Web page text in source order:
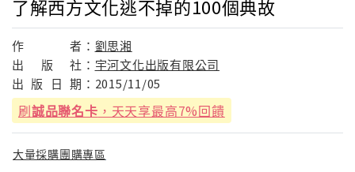
了解西方文化逃不掉的100個典故
作 者： 劉思湘
出
版 社： 宇河文化出版有限公司
出 版 日 期： 2015/11/05
刷誠品聯名卡 ，天天享最高7%回饋
大量採購團購專區